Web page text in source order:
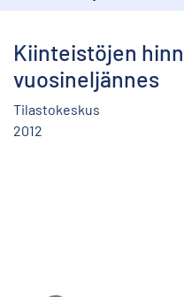
Kiinteistöjen
vuosineljännes
Tilastokeskus
2012